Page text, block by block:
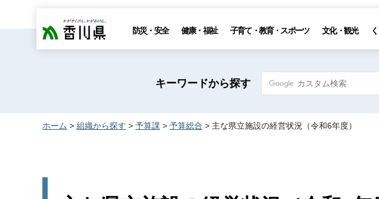
香川県 防災・安全 健康・福祉 子育て・教育・スポーツ 文化・観光
キーワードから探す
ホーム > 組織から探す > 予算課 > 予算総合 > 主な県立施設の経営状況（令和6年度）